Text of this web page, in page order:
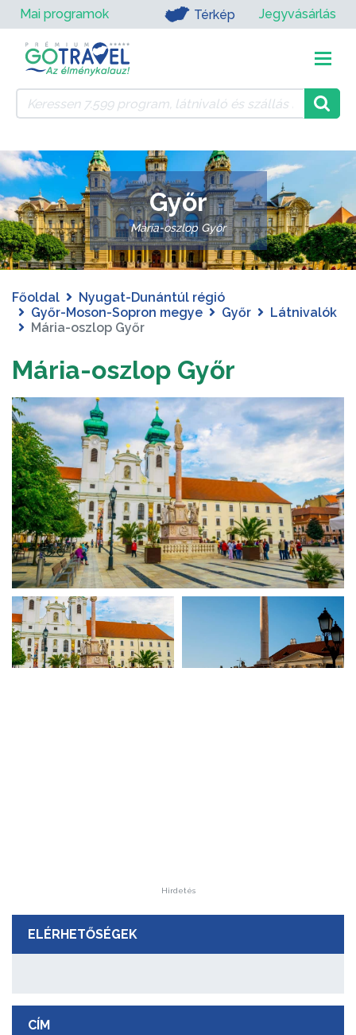
Mai programok Térkép Jegyvásárlás
Győr
Mária-oszlop Győr
Főoldal
Nyugat-Dunántúl régió
Győr-Moson-Sopron megye
Győr
Látnivalók
Mária-oszlop Győr
Mária-oszlop Győr
Hirdetés
ELÉRHETŐSÉGEK
CÍM